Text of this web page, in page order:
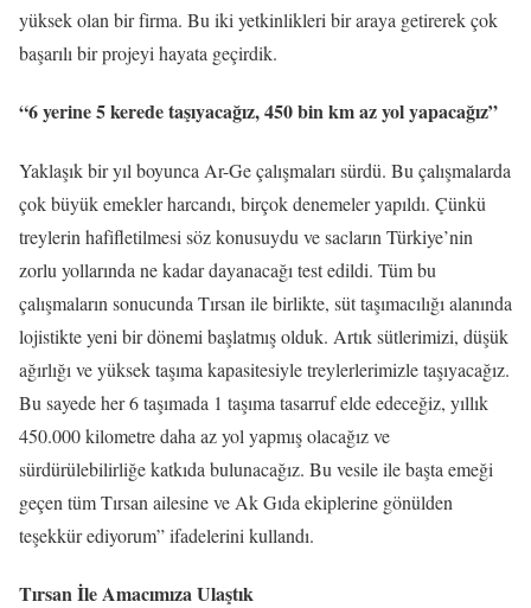
yüksek olan bir firma. Bu iki yetkinlikleri bir araya getirerek çok
başarılı bir projeyi hayata geçirdik.
“6 yerine 5 kerede taşıyacağız, 450 bin km az yol yapacağız”
Yaklaşık bir yıl boyunca Ar-Ge çalışmaları sürdü. Bu çalışmalarda
çok büyük emekler harcandı, birçok denemeler yapıldı. Çünkü
treylerin hafifletilmesi söz konusuydu ve sacların Türkiye’nin
zorlu yollarında ne kadar dayanacağı test edildi. Tüm bu
çalışmaların sonucunda Tırsan ile birlikte, süt taşımacılığı alanında
lojistikte yeni bir dönemi başlatmış olduk. Artık sütlerimizi, düşük
ağırlığı ve yüksek taşıma kapasitesiyle treylerlerimizle taşıyacağız.
Bu sayede her 6 taşımada 1 taşıma tasarruf elde edeceğiz, yıllık
450.000 kilometre daha az yol yapmış olacağız ve
sürdürülebilirliğe katkıda bulunacağız. Bu vesile ile başta emeği
geçen tüm Tırsan ailesine ve Ak Gıda ekiplerine gönülden
teşekkür ediyorum” ifadelerini kullandı.
Tırsan İle Amacımıza Ulaştık